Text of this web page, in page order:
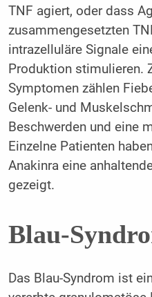
TNF agiert, oder dass
zusammengesetzten
intrazelluläre Signale
Produktion stimulieren.
Symptomen zählen
Gelenk- und
Beschwerden und eine
Einzelne Patienten
Anakinra eine
gezeigt.
Blau-
Das Blau-Syndrom ist